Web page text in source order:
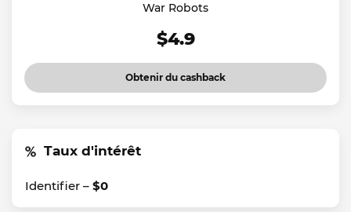
War Robots
$4.9
Obtenir du cashback
Taux d'intérêt
Identifier – $0